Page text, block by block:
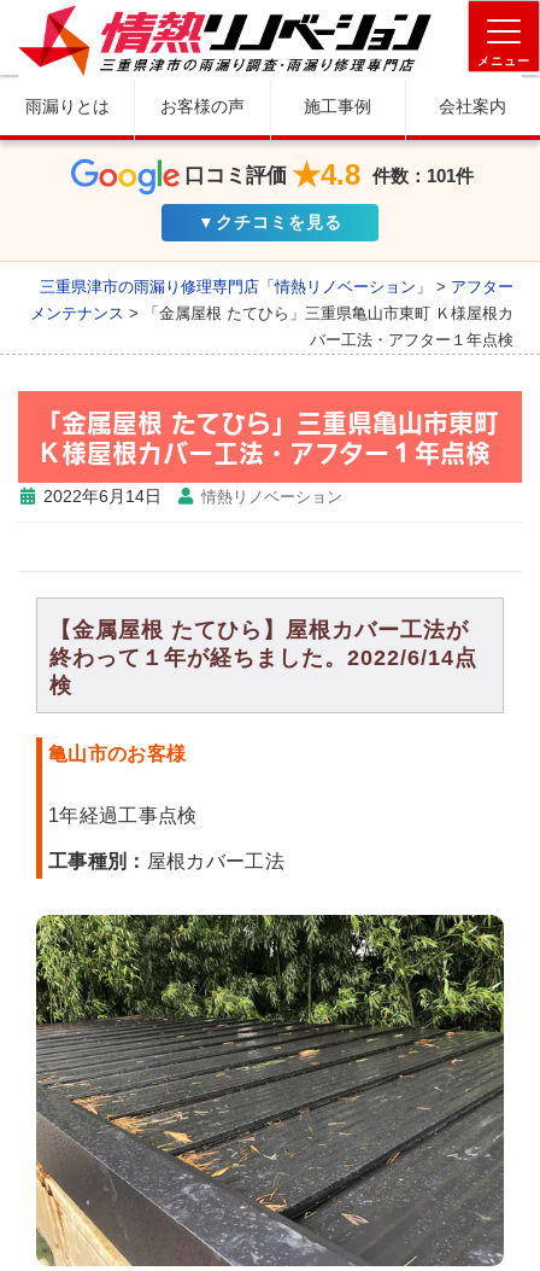
メニュー
雨漏りとは お客様の声 施工事例 会社案内
口コミ評価 ★4.8 件数：101件
▼クチコミを見る
三重県津市の雨漏り修理専門店「情熱リノベーション」 > アフター
メンテナンス >
「金属屋根 たてひら」三重県亀山市東町 Ｋ様屋根カ
バー工法・アフター１年点検
「金属屋根 たてひら」三重県亀山市東町
Ｋ様屋根カバー工法・アフター１年点検
2022年6月14日 情熱リノベーション
【金属屋根 たてひら】屋根カバー工法が
終わって１年が経ちました。2022/6/14点
検
亀山市のお客様
1年経過工事点検
工事種別： 屋根カバー工法